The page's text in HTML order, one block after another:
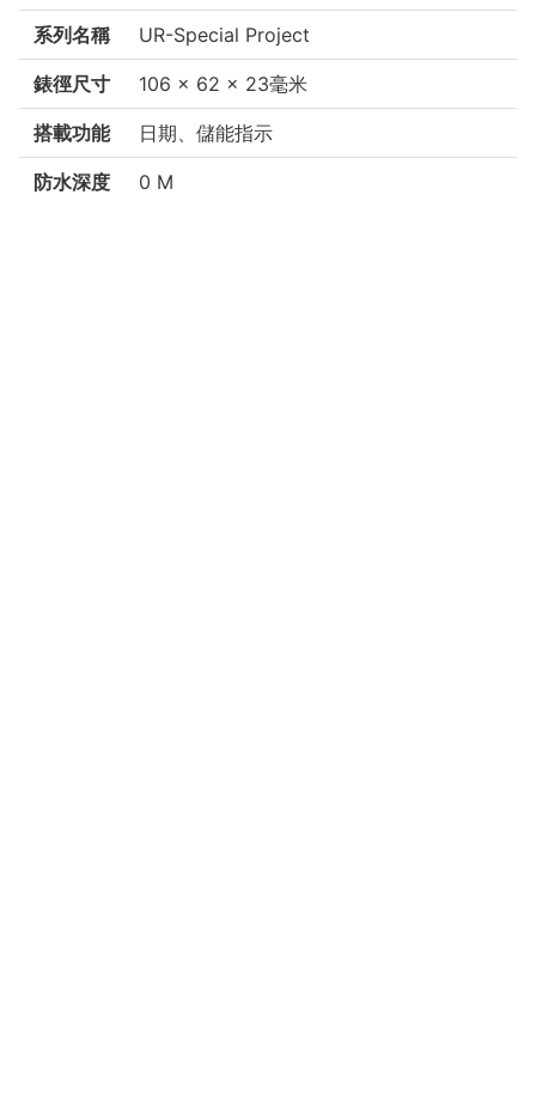
系列名稱 UR-Special Project
錶徑尺寸 106 x 62 x 23毫米
搭載功能 日期、儲能指示
防水深度 0 M